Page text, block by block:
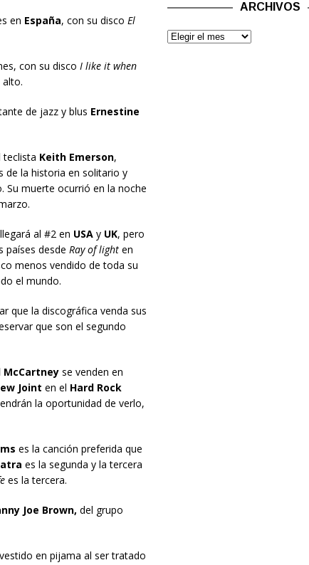
en España, con su disco El
con su disco I like it when
de jazz y blus Ernestine
teclista Keith Emerson,
de la historia en solitario y
Su muerte ocurrió en la noche
al #2 en USAyUK, pero
países desde Ray of lighten
menos vendido de toda su
el mundo.
que la discográfica venda sus
que son el segundo
McCartneyse venden en
Joint en el Hard Rock
la oportunidad de verlo,
es la canción preferida que
es la segunda y la tercera
es la tercera.
Joe Brown, del grupo
vestido en pijama al ser tratado
ARCHIVOS